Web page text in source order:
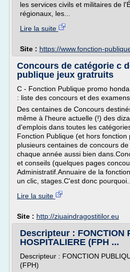
les services civils et militaires de
régionaux, les...
Lire la suite
Site : https://www.fonction-
Concours de catégorie c
publique jeux gratruits
C - Fonction Publique promo
: liste des concours et des examens.
Des centaines de Concours
même à l'heure actuelle (!) des
d'emplois dans toutes les
Fonction Publique (et hors fonction
plusieurs centaines de concours
chaque année aussi bien
et conseils (quelques pages
Administratif.Annuaire de la
un clic, stages.C'est donc pourquoi...
Lire la suite
Site : http://ziuaindragostitilor.eu
Descripteur : FONCTION
HOSPITALIERE (FPH ...
Descripteur : FONCTION
(FPH)